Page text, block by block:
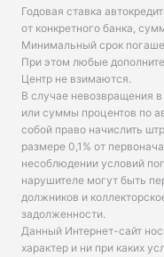
Годовая ставка
от конкретного банка,
Минимальный срок
При этом любые
Центр не взимаются.
В случае невозвращения
или суммы процентов по
собой право начислить
размере 0,1% от
несоблюдении условий
нарушителе могут быть
должников и
задолженности.
Данный Интернет-сайт
характер и ни при каких